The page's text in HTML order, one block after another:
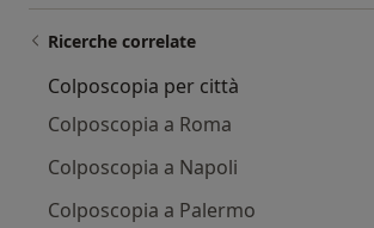
Ricerche correlate
Colposcopia per città
Colposcopia a Roma
Colposcopia a Napoli
Colposcopia a Palermo